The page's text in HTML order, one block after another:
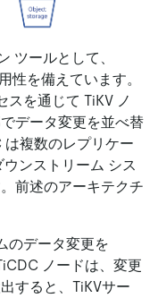
ツールとして、
性を備えています。
スを通じて TiKV ノ
データ変更を並べ替
複数のレプリケー
ンストリーム シス
前述のアーキテクチ
のデータ変更を
ノードは、変更
すると、TiKVサー